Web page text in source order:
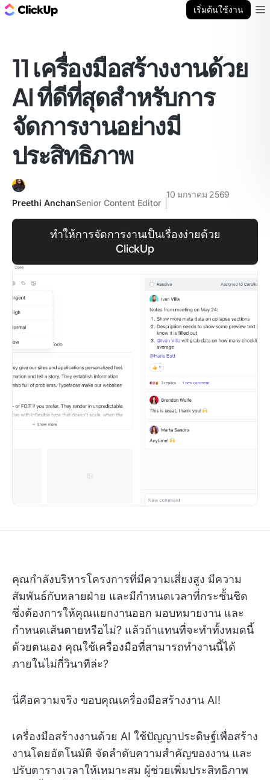
เริ่มต้นใช้งาน
11 เครื่องมือสร้างงานด้วย
AI ที่ดีที่สุดสำหรับการ
จัดการงานอย่างมี
ประสิทธิภาพ
Preethi AnchanSenior Content Editor
10 มกราคม 2569
ทำให้การจัดการงานเป็นเรื่องง่ายด้วย
ClickUp
คุณกำลังบริหารโครงการที่มีความเสี่ยงสูง มีความ
สัมพันธ์กับหลายฝ่าย และมีกำหนดเวลาที่กระชั้นชิด
ซึ่งต้องการให้คุณแยกงานออก มอบหมายงาน และ
กำหนดเส้นตายหรือไม่? แล้วถ้าแทนที่จะทำทั้งหมดนี้
ด้วยตนเอง คุณใช้เครื่องมือที่สามารถทำงานนี้ได้
ภายในไม่กี่วินาทีล่ะ?
นี่คือความจริง ขอบคุณเครื่องมือสร้างงาน AI!
เครื่องมือสร้างงานด้วย AI ใช้ปัญญาประดิษฐ์เพื่อสร้าง
งานโดยอัตโนมัติ จัดลำดับความสำคัญของงาน และ
ปรับตารางเวลาให้เหมาะสม ผู้ช่วยเพิ่มประสิทธิภาพ